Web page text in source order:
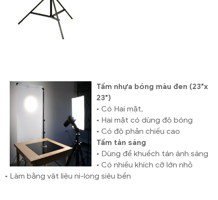
Tấm nhựa bóng màu đen (23″x
23″)
• Có Hai mặt,
• Hai mặt có dùng độ bóng
• Có độ phản chiếu cao
Tấm tản sáng
• Dùng để khuếch tán ánh sáng
• Có nhiều khích cỡ lớn nhỏ
• Làm bằng vật liệu ni-long siêu bền